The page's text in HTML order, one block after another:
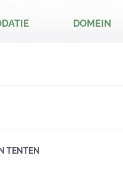
DOMEIN
TENTEN